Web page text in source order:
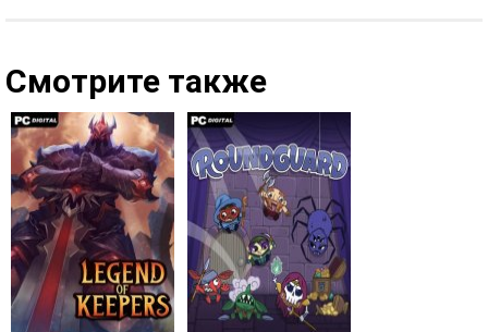
Смотрите также